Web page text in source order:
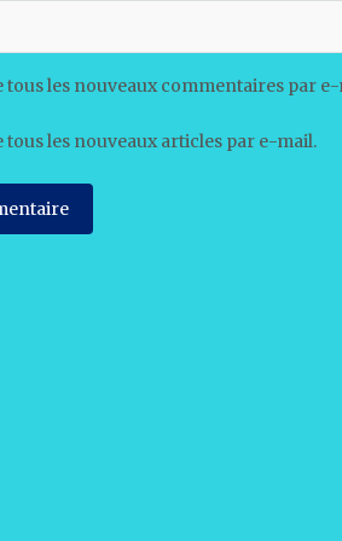
tous les nouveaux commentaires par
tous les nouveaux articles par e-mail.